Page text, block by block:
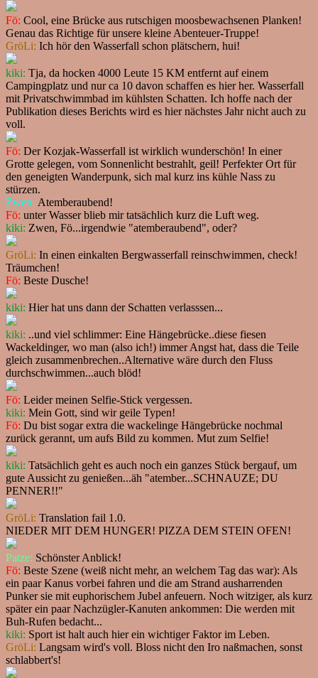
Fö: Cool, eine Brücke aus rutschigen moosbewachsenen Planken!
Genau das Richtige für unsere kleine Abenteuer-Truppe!
GröLi: Ich hör den Wasserfall schon plätschern, hui!
kiki: Tja, da hocken 4000 Leute 15 KM entfernt auf einem
Campingplatz und nur ca 10 davon schaffen es hier her. Wasserfall
mit Privatschwimmbad im kühlsten Schatten. Ich hoffe nach der
Publikation dieses Berichts wird es hier nächstes Jahr nicht auch zu
voll.
Fö: Der Kozjak-Wasserfall ist wirklich wunderschön! In einer
Grotte gelegen, vom Sonnenlicht bestrahlt, geil! Perfekter Ort für
den geneigten Wanderpunk, sich mal kurz ins kühle Nass zu
stürzen.
Zwen: Atemberaubend!
Fö: unter Wasser blieb mir tatsächlich kurz die Luft weg.
kiki: Zwen, Fö...irgendwie "atemberaubend", oder?
GröLi: In einen einkalten Bergwasserfall reinschwimmen, check!
Träumchen!
Fö: Beste Dusche!
kiki: Hier hat uns dann der Schatten verlasssen...
kiki: ..und viel schlimmer: Eine Hängebrücke..diese fiesen
Wackeldinger, wo man (also ich!) immer Angst hat, dass die Teile
gleich zusammenbrechen..Alternative wäre durch den Fluss
durchschwimmen...auch blöd!
Fö: Leider meinen Selfie-Stick vergessen.
kiki: Mein Gott, sind wir geile Typen!
Fö: Du bist sogar extra die wackelinge Hängebrücke nochmal
zurück gerannt, um aufs Bild zu kommen. Mut zum Selfie!
kiki: Tatsächlich geht es auch noch ein ganzes Stück bergauf, um
gute Aussicht zu genießen...äh "atember...SCHNAUZE; DU
PENNER!!"
GröLi: Translation fail 1.0.
NIEDER MIT DEM HUNGER! PIZZA DEM STEIN OFEN!
Patze: Schönster Anblick!
Fö: Beste Szene (weiß nicht mehr, an welchem Tag das war): Als
ein paar Kanus vorbei fahren und die am Strand ausharrenden
Punker sie mit euphorischem Jubel anfeuern. Noch witziger, als kurz
später ein paar Nachzügler-Kanuten ankommen: Die werden mit
Buh-Rufen bedacht...
kiki: Sport ist halt auch hier ein wichtiger Faktor im Leben.
GröLi: Langsam wird's voll. Bloss nicht den Iro naßmachen, sonst
schlabbert's!